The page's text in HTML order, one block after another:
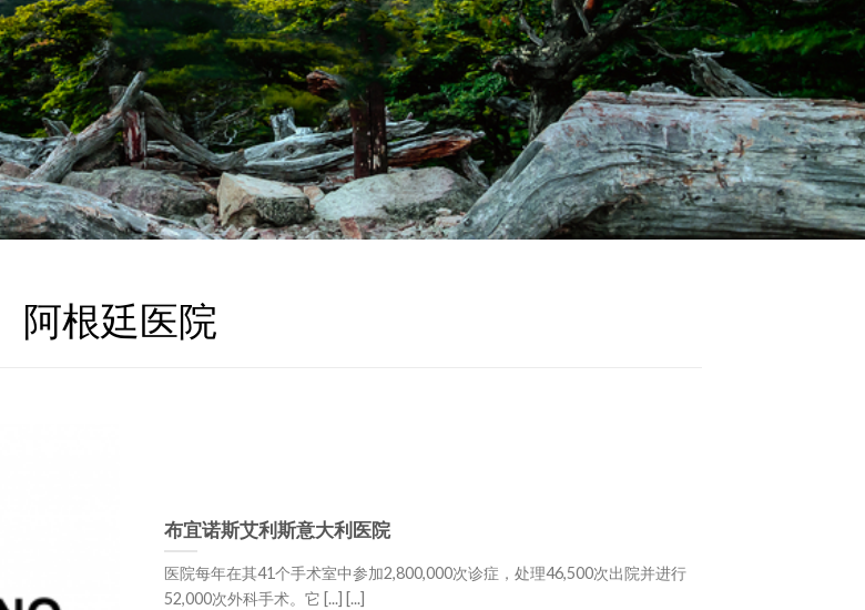
阿根廷医院
布宜诺斯艾利斯意大利医院
医院每年在其41个手术室中参加2,800,000次诊症，处理46,500次出院并进行
52,000次外科手术。它 [...] [...]